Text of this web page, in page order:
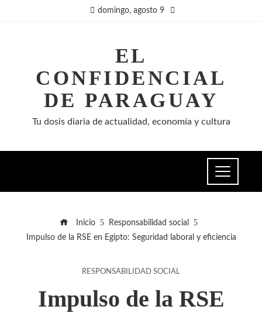
domingo, agosto 9
EL
CONFIDENCIAL
DE PARAGUAY
Tu dosis diaria de actualidad, economía y cultura
Inicio
Responsabilidad social
Impulso de la RSE en Egipto: Seguridad laboral y eficiencia
RESPONSABILIDAD SOCIAL
Impulso de la RSE